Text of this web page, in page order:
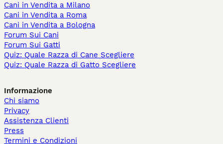
Cani in Vendita a Milano
Cani in Vendita a Roma
Cani in Vendita a Bologna
Forum Sui Cani
Forum Sui Gatti
Quiz: Quale Razza di Cane Scegliere
Quiz: Quale Razza di Gatto Scegliere
Informazione
Chi siamo
Privacy
Assistenza Clienti
Press
Termini e Condizioni